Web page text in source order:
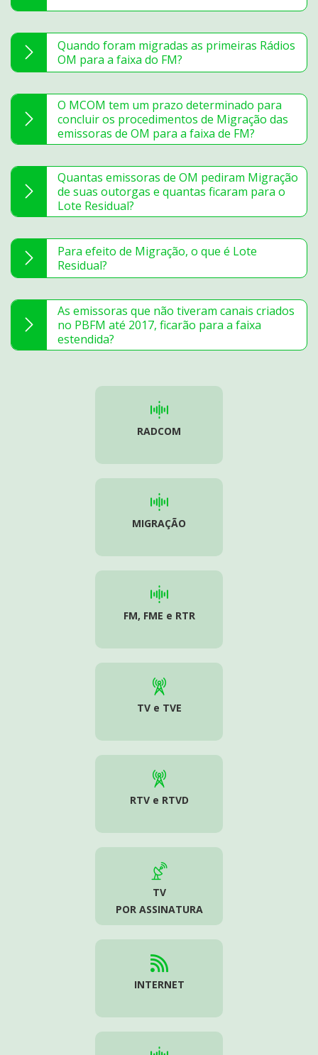
Quando foram migradas as primeiras Rádios
OM para a faixa do FM?
O MCOM tem um prazo determinado para
concluir os procedimentos de Migração das
emissoras de OM para a faixa de FM?
Quantas emissoras de OM pediram Migração
de suas outorgas e quantas ficaram para o
Lote Residual?
Para efeito de Migração, o que é Lote
Residual?
As emissoras que não tiveram canais criados
no PBFM até 2017, ficarão para a faixa
estendida?
RADCOM
MIGRAÇÃO
FM, FME e RTR
TV e TVE
RTV e RTVD
TV
POR ASSINATURA
INTERNET